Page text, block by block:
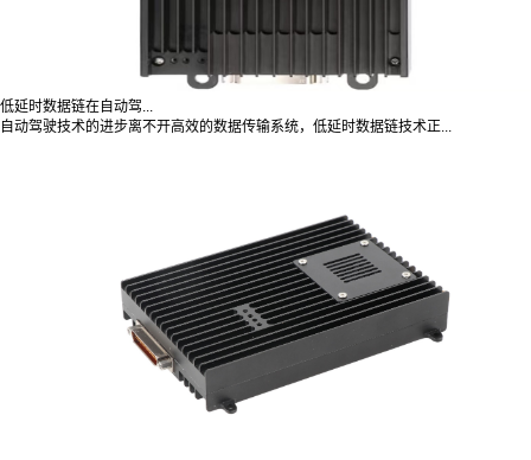
低延时数据链在自动驾...
自动驾驶技术的进步离不开高效的数据传输系统，低延时数据链技术正...